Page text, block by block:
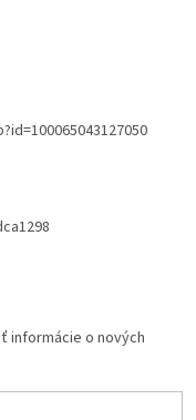
informácie o nových